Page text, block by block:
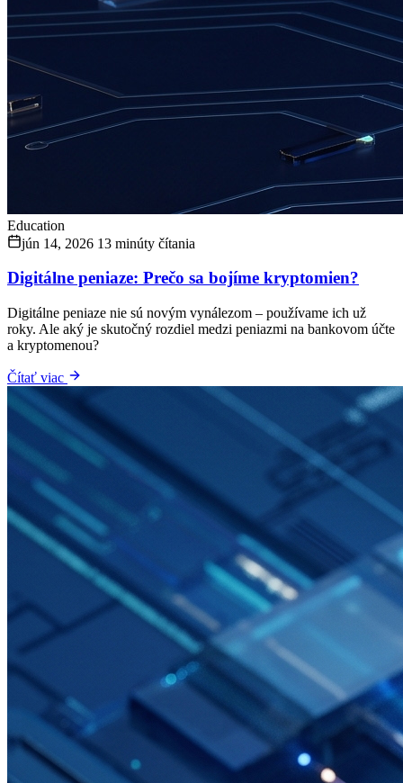
Education
jún 14, 2026 13 minúty čítania
Digitálne peniaze: Prečo sa bojíme kryptomien?
Digitálne peniaze nie sú novým vynálezom – používame ich už
roky. Ale aký je skutočný rozdiel medzi peniazmi na bankovom účte
a kryptomenou?
Čítať viac